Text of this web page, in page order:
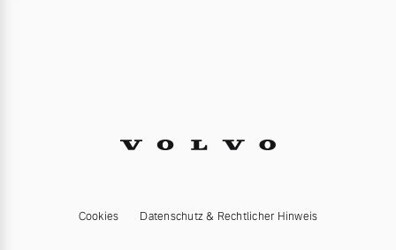
Cookies Datenschutz & Rechtlicher Hinweis